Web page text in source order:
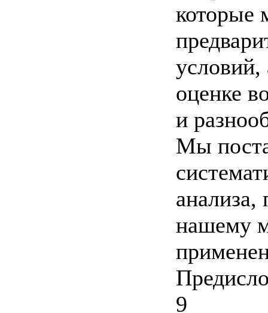
которые
условий,
оценке
и
Мы
нашему
9